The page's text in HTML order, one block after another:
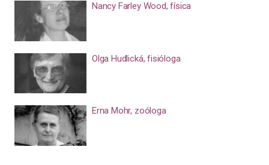
Nancy Farley Wood, física
Olga Hudlická, fisióloga
Erna Mohr, zoóloga